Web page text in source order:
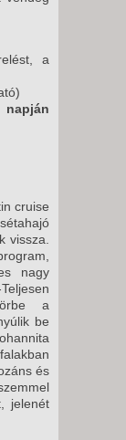
a
cruise
vissza.
nagy
a
be
és
jelenét